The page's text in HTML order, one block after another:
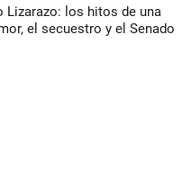
Lizarazo: los hitos de una
el secuestro y el Senado